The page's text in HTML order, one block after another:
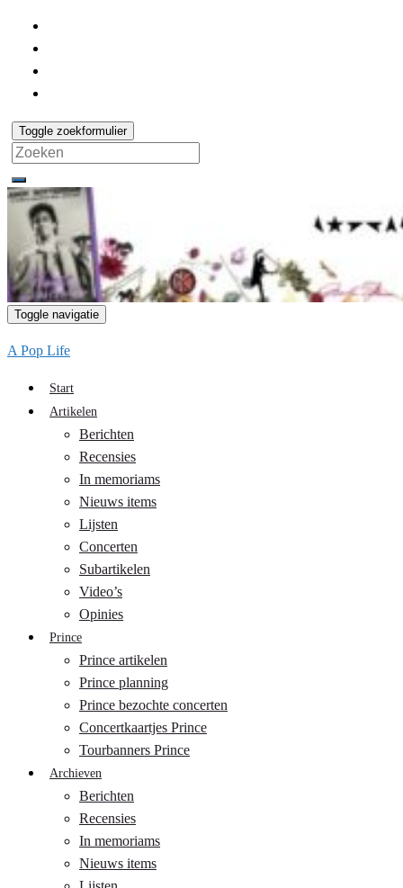
Toggle zoekformulier
Search
for:
Toggle navigatie
A Pop Life
Start
Artikelen
Berichten
Recensies
In memoriams
Nieuws items
Lijsten
Concerten
Subartikelen
Video’s
Opinies
Prince
Prince artikelen
Prince planning
Prince bezochte concerten
Concertkaartjes Prince
Tourbanners Prince
Archieven
Berichten
Recensies
In memoriams
Nieuws items